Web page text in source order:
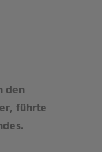
den
führte